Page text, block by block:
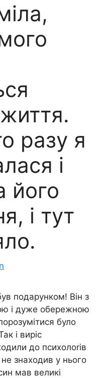
разу я
і
його
і тут
подарунком! Він з
і дуже обережною
було
і виріс
до психолоrів
знаходив у нього
мав великі